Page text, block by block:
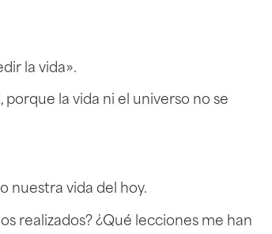
la vida».
la vida ni el universo no se
nuestra vida del hoy.
realizados? ¿Qué lecciones me han